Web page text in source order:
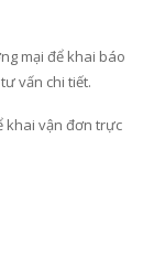
mại để khai báo
vấn chi tiết.
khai vận đơn trực